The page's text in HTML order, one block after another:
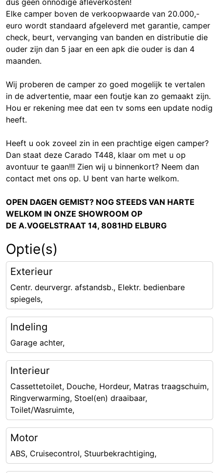
dus geen onnodige afleverkosten!
Elke camper boven de verkoopwaarde van 20.000,-
euro wordt standaard afgeleverd met garantie, camper
check, beurt, vervanging van banden en distributie die
ouder zijn dan 5 jaar en een apk die ouder is dan 4
maanden.
Wij proberen de camper zo goed mogelijk te vertalen
in de advertentie, maar een foutje kan zo gemaakt zijn.
Hou er rekening mee dat een tv soms een update nodig
heeft.
Heeft u ook zoveel zin in een prachtige eigen camper?
Dan staat deze Carado T448, klaar om met u op
avontuur te gaan!!! Zien wij u binnenkort? Neem dan
contact met ons op. U bent van harte welkom.
OPEN DAGEN GEMIST? NOG STEEDS VAN HARTE
WELKOM IN ONZE SHOWROOM OP
DE A.VOGELSTRAAT 14, 8081HD ELBURG
Optie(s)
Exterieur
Centr. deurvergr. afstandsb., Elektr. bedienbare
spiegels,
Indeling
Garage achter,
Interieur
Cassettetoilet, Douche, Hordeur, Matras traagschuim,
Ringverwarming, Stoel(en) draaibaar,
Toilet/Wasruimte,
Motor
ABS, Cruisecontrol, Stuurbekrachtiging,